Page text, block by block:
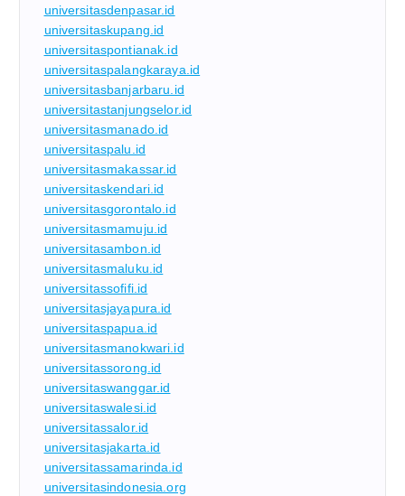
universitasdenpasar.id
universitaskupang.id
universitaspontianak.id
universitaspalangkaraya.id
universitasbanjarbaru.id
universitastanjungselor.id
universitasmanado.id
universitaspalu.id
universitasmakassar.id
universitaskendari.id
universitasgorontalo.id
universitasmamuju.id
universitasambon.id
universitasmaluku.id
universitassofifi.id
universitasjayapura.id
universitaspapua.id
universitasmanokwari.id
universitassorong.id
universitaswanggar.id
universitaswalesi.id
universitassalor.id
universitasjakarta.id
universitassamarinda.id
universitasindonesia.org